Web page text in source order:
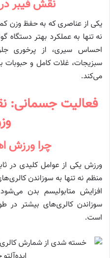
نقش فیبر
یکی از عناصری که به حفظ وزن
نه تنها به عملکرد بهتر
احساس سیری، از پرخوری
سبزیجات، غلات کامل و حبوبات
می‌کند.
فعالیت جسمانی:
چرا ورزش
ورزش یکی از عوامل کلیدی در
منظم نه تنها به سوزاندن
افزایش متابولیسم بدن
سوزاندن کالری‌های بیشتر در
است.